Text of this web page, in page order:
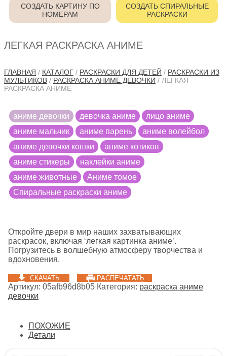
СОЗДАТЬ КАРТИНУ ПО
НОМЕРАМ
СОЗДАТЬ СПИРАЛЬНЫЕ
РАСКРАСКИ
ЛЕГКАЯ РАСКРАСКА АНИМЕ
ГЛАВНАЯ / КАТАЛОГ / РАСКРАСКИ ДЛЯ ДЕТЕЙ / РАСКРАСКИ ИЗ
МУЛЬТИКОВ / РАСКРАСКА АНИМЕ ДЕВОЧКИ / ЛЕГКАЯ
РАСКРАСКА АНИМЕ
аниме девочки девочка аниме
лицо аниме
аниме мальчик
аниме парень
аниме волейбол
аниме девочки кошки
аниме котиков
аниме стикеры
наклейки аниме
аниме животные
Аниме томое
Cпиральные раскраски аниме
Откройте двери в мир наших захватывающих
раскрасок, включая ‘легкая картинка аниме’.
Погрузитесь в волшебную атмосферу творчества и
вдохновения.
СКАЧАТЬ РАСПЕЧАТАТЬ
Артикул: 05afb96d8b05 Категория: раскраска аниме
девочки
ПОХОЖИЕ
Детали